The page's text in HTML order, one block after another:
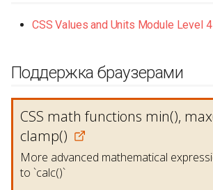
CSS Values and Units Module Level 4
Поддержка браузерами